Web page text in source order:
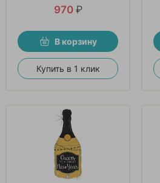
970 ₽
В корзину
Купить в 1 клик